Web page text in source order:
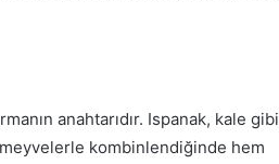
anahtarıdır. Ispanak, kale gibi
kombinlendiğinde hem